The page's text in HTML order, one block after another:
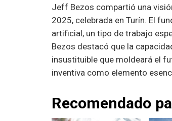
Jeff Bezos compartió una
2025, celebrada en Turín. El
artificial, un tipo de trabajo
Bezos destacó que la
insustituible que moldeará el
inventiva como elemento
Recomendado